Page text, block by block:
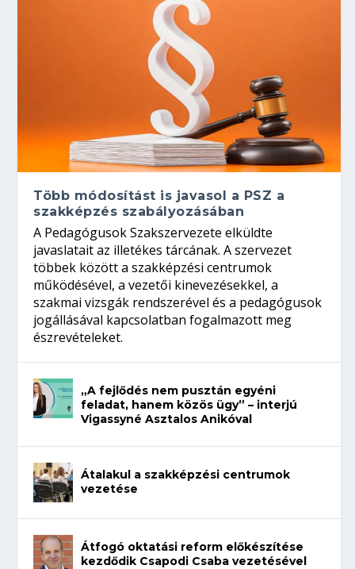
Több módosítást is javasol a PSZ a
szakképzés szabályozásában
A Pedagógusok Szakszervezete elküldte
javaslatait az illetékes tárcának. A szervezet
többek között a szakképzési centrumok
működésével, a vezetői kinevezésekkel, a
szakmai vizsgák rendszerével és a pedagógusok
jogállásával kapcsolatban fogalmazott meg
észrevételeket.
„A fejlődés nem pusztán egyéni
feladat, hanem közös ügy” – interjú
Vigassyné Asztalos Anikóval
Átalakul a szakképzési centrumok
vezetése
Átfogó oktatási reform előkészítése
kezdődik Csapodi Csaba vezetésével